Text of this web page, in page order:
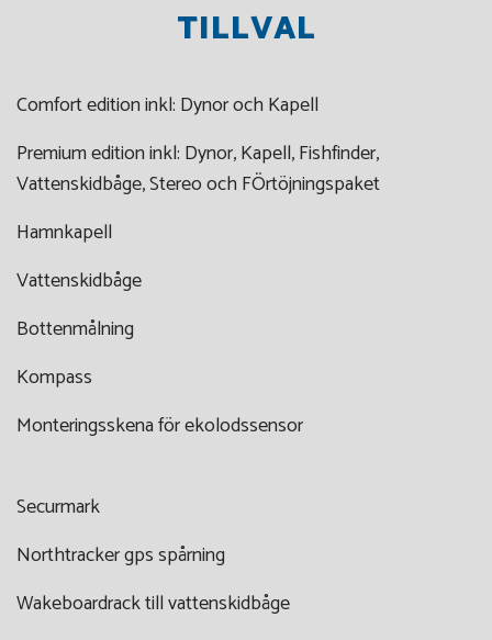
TILLVAL
Comfort edition inkl: Dynor och Kapell
Premium edition inkl: Dynor, Kapell, Fishfinder,
Vattenskidbåge, Stereo och FÖrtöjningspaket
Hamnkapell
Vattenskidbåge
Bottenmålning
Kompass
Monteringsskena för ekolodssensor
Securmark
Northtracker gps spårning
Wakeboardrack till vattenskidbåge